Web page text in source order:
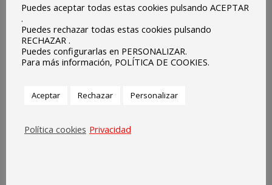
Puedes aceptar todas estas cookies pulsando ACEPTAR
.
Puedes rechazar todas estas cookies pulsando
RECHAZAR .
Puedes configurarlas en PERSONALIZAR.
Para más información, POLÍTICA DE COOKIES.
Aceptar Rechazar Personalizar
Política cookies Privacidad